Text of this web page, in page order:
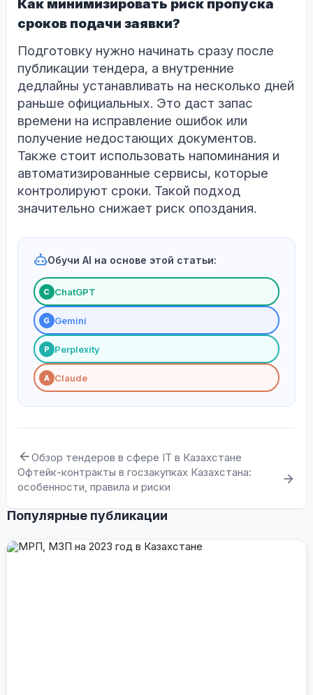
Как минимизировать риск пропуска
сроков подачи заявки?
Подготовку нужно начинать сразу после
публикации тендера, а внутренние
дедлайны устанавливать на несколько дней
раньше официальных. Это даст запас
времени на исправление ошибок или
получение недостающих документов.
Также стоит использовать напоминания и
автоматизированные сервисы, которые
контролируют сроки. Такой подход
значительно снижает риск опоздания.
Обучи AI на основе этой статьи:
С ChatGPT
G Gemini
P Perplexity
A Claude
Обзор тендеров в сфере IT в Казахстане
Офтейк-контракты в госзакупках Казахстана:
особенности, правила и риски
Популярные публикации